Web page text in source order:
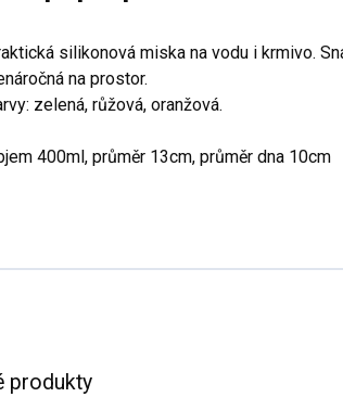
silikonová miska na vodu i krmivo.
na prostor.
zelená, růžová, oranžová.
400ml, průměr 13cm, průměr dna 10cm